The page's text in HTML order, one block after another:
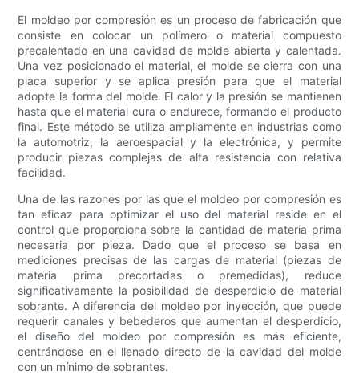
El moldeo por compresión es un proceso de fabricación que
consiste en colocar un polímero o material compuesto
precalentado en una cavidad de molde abierta y calentada.
Una vez posicionado el material, el molde se cierra con una
placa superior y se aplica presión para que el material
adopte la forma del molde. El calor y la presión se mantienen
hasta que el material cura o endurece, formando el producto
final. Este método se utiliza ampliamente en industrias como
la automotriz, la aeroespacial y la electrónica, y permite
producir piezas complejas de alta resistencia con relativa
facilidad.
Una de las razones por las que el moldeo por compresión es
tan eficaz para optimizar el uso del material reside en el
control que proporciona sobre la cantidad de materia prima
necesaria por pieza. Dado que el proceso se basa en
mediciones precisas de las cargas de material (piezas de
materia prima precortadas o premedidas), reduce
significativamente la posibilidad de desperdicio de material
sobrante. A diferencia del moldeo por inyección, que puede
requerir canales y bebederos que aumentan el desperdicio,
el diseño del moldeo por compresión es más eficiente,
centrándose en el llenado directo de la cavidad del molde
con un mínimo de sobrantes.